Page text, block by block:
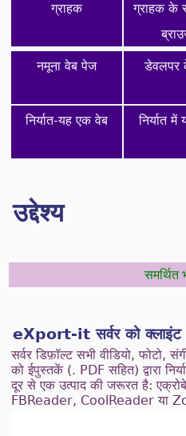
ग्राहक
ग्राहक के
नमूना वेब पेज डेवलपर
निर्यात-यह एक वेब निर्यात
उद्देश्य
समर्थित
eXport-it सर्वर को क्लाइंट
सर्वर डिफ़ॉल्ट सभी वीडियो, फोटो,
को ईपुस्तकें (. PDF सहित) द्वारा
दूर से एक उत्पाद की जरूरत है:
FBReader, CoolReader या